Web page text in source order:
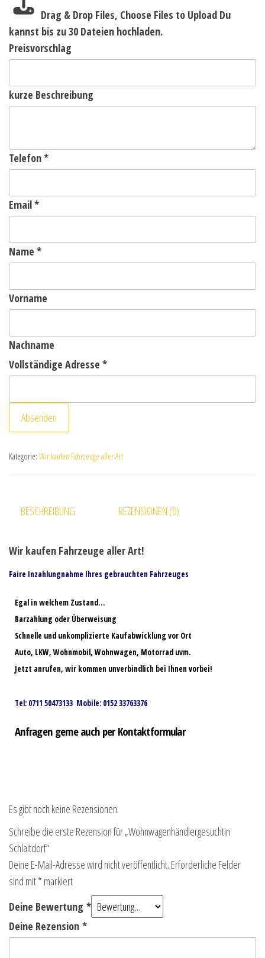
Drag & Drop Files, Choose Files to Upload Du
kannst bis zu 30 Dateien hochladen.
Preisvorschlag
kurze Beschreibung
Telefon*
Email*
Name *
Vorname
Nachname
Vollständige Adresse *
Absenden
Kategorie: Wir kaufen Fahrzeuge aller Art
BESCHREIBUNG REZENSIONEN (0)
Wir kaufen Fahrzeuge aller Art!
Faire Inzahlungnahme Ihres gebrauchten Fahrzeuges
Egal in welchem Zustand…
Barzahlung oder Überweisung
Schnelle und unkomplizierte Kaufabwicklung vor Ort
Auto, LKW, Wohnmobil, Wohnwagen, Motorrad uvm.
Jetzt anrufen, wir kommen unverbindlich bei Ihnen vorbei!
Tel: 0711 50473133 Mobile: 0152 33763376
Anfragen gerne auch per Kontaktformular
Es gibt noch keine Rezensionen.
Schreibe die erste Rezension für „Wohnwagenhändlergesuchtin
Schlaitdorf“
Deine E-Mail-Adresse wird nicht veröffentlicht. Erforderliche Felder
sind mit* markiert
Deine Bewertung *
Deine Rezension *